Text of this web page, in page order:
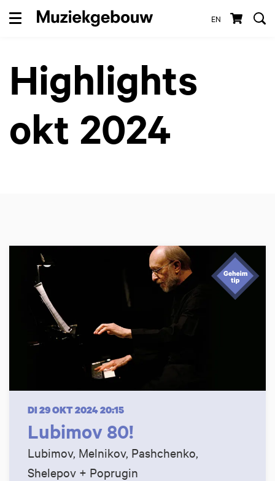
EN
Menu
Highlights
okt 2024
Lubimov 80!
Lubimov, Melnikov, Pashchenko,
Shelepov + Poprugin
DI 29 OKT 202420:15